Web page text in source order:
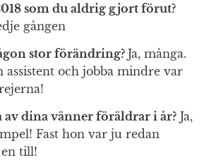
som du aldrig gjort förut?
gången
stor förändring? Ja, många.
assistent och jobba mindre var
dina vänner föräldrar i år? Ja,
Fast hon var ju redan
till!